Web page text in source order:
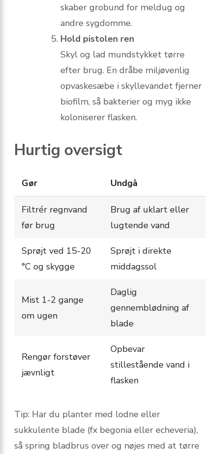
skaber grobund for meldug og
andre sygdomme.
Hold pistolen ren
Skyl og lad mundstykket tørre
efter brug. En dråbe miljøvenlig
opvaskesæbe i skyllevandet fjerner
biofilm, så bakterier og myg ikke
koloniserer flasken.
Hurtig oversigt
Gør Undgå
Filtrér regnvand
før brug
Brug af uklart eller
lugtende vand
Sprøjt ved 15-20
°C og skygge
Sprøjt i direkte
middagssol
Mist 1-2 gange
om ugen
Daglig
gennemblødning af
blade
Rengør forstøver
jævnligt
Opbevar
stillestående vand i
flasken
Tip: Har du planter med lodne eller
sukkulente blade (fx begonia eller echeveria),
så spring bladbrus over og nøjes med at tørre